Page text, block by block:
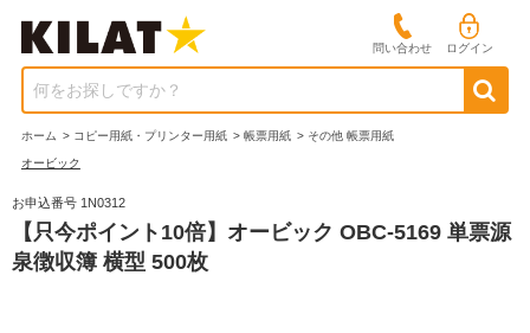
問い合わせ ログイン
何をお探しですか？
ホーム > コピー用紙・プリンター用紙 > 帳票用紙 > その他 帳票用紙
オービック
お申込番号 1N0312
【只今ポイント10倍】オービック OBC-5169 単票源
泉徴収簿 横型 500枚